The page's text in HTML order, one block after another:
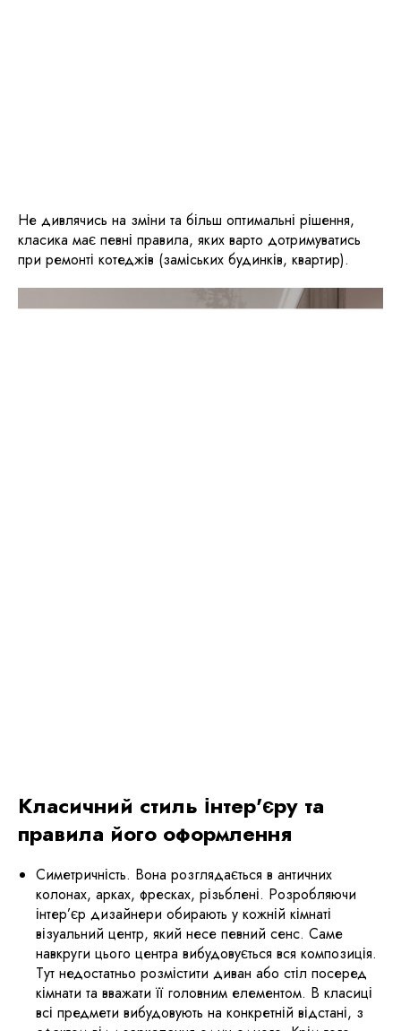
Не дивлячись на зміни та більш оптимальні рішення,
класика має певні правила, яких варто дотримуватись
при ремонті котеджів (заміських будинків, квартир).
Класичний стиль інтер'єру та
правила його оформлення
Симетричність. Вона розглядається в античних
колонах, арках, фресках, різьблені. Розробляючи
інтер’єр дизайнери обирають у кожній кімнаті
візуальний центр, який несе певний сенс. Саме
навкруги цього центра вибудовується вся композиція.
Тут недостатньо розмістити диван або стіл посеред
кімнати та вважати її головним елементом. В класиці
всі предмети вибудовують на конкретній відстані, з